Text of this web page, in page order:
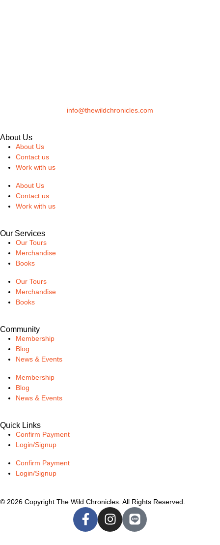
info@thewildchronicles.com
About Us
About Us
Contact us
Work with us
About Us
Contact us
Work with us
Our Services
Our Tours
Merchandise
Books
Our Tours
Merchandise
Books
Community
Membership
Blog
News & Events
Membership
Blog
News & Events
Quick Links
Confirm Payment
Login/Signup
Confirm Payment
Login/Signup
© 2026 Copyright The Wild Chronicles. All Rights Reserved.